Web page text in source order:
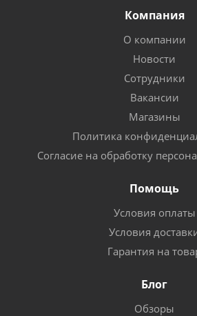
Компания
О компании
Новости
Сотрудники
Вакансии
Магазины
Политика
Согласие на обработку
Помощь
Условия оплаты
Условия
Гарантия на
Блог
Обзоры